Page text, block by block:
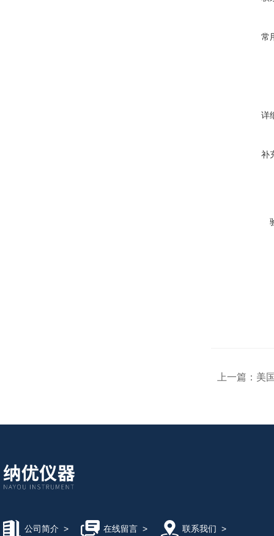
常
详
补
上一篇： 美
公司简介 > 在线留言> 联系我们 >